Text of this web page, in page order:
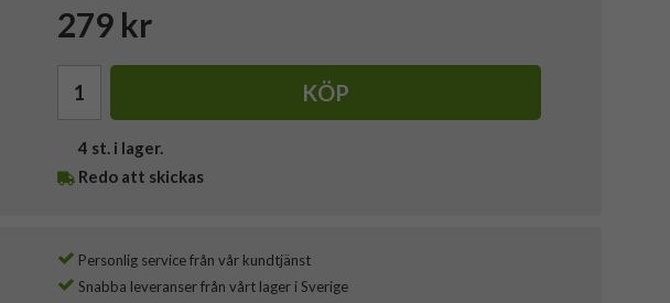
279 kr
KÖP
4 st. i lager.
Redo att skickas
Personlig service från vår kundtjänst
Snabba leveranser från vårt lager i Sverige